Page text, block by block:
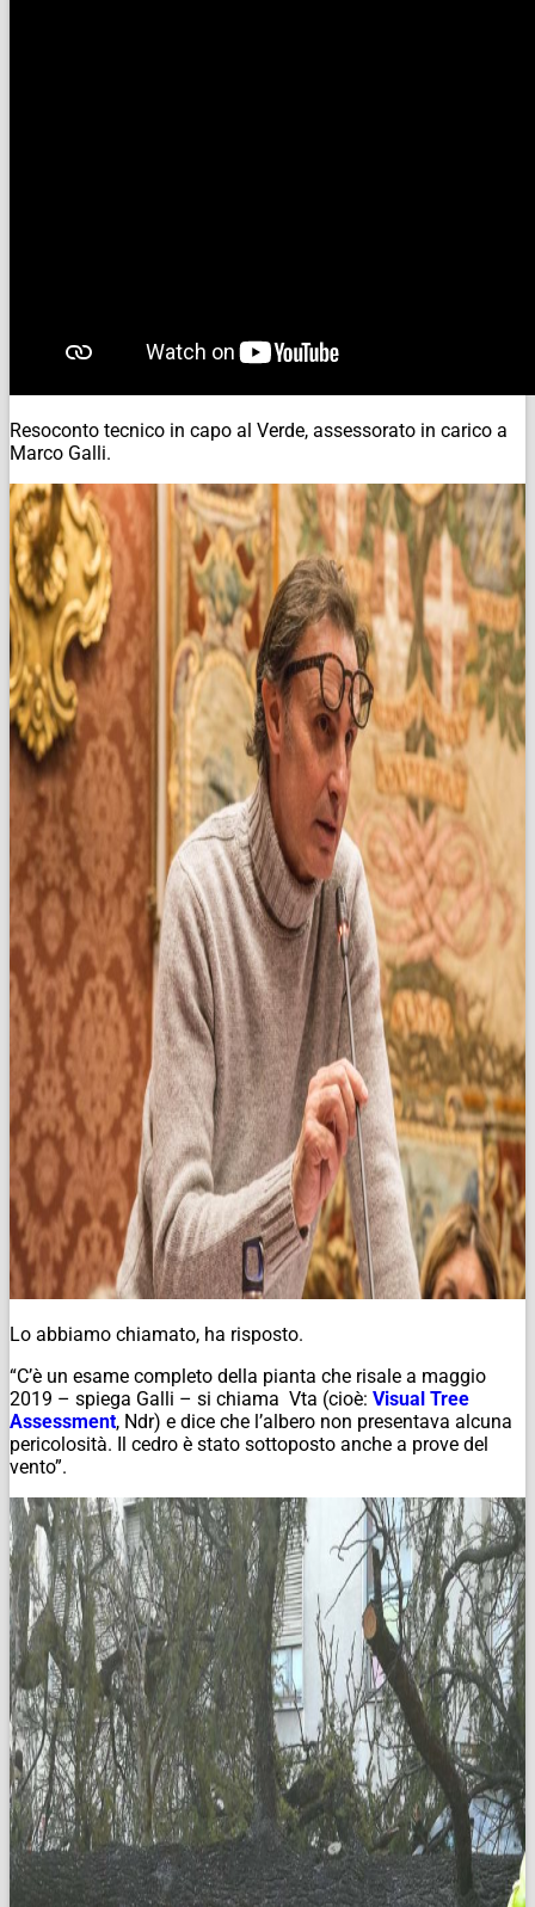
Resoconto tecnico in capo al Verde, assessorato in carico a
Marco Galli.
Lo abbiamo chiamato, ha risposto.
“C’è un esame completo della pianta che risale a maggio
2019 – spiega Galli – si chiama Vta (cioè: Visual Tree
Assessment, Ndr) e dice che l’albero non presentava alcuna
pericolosità. Il cedro è stato sottoposto anche a prove del
vento”.